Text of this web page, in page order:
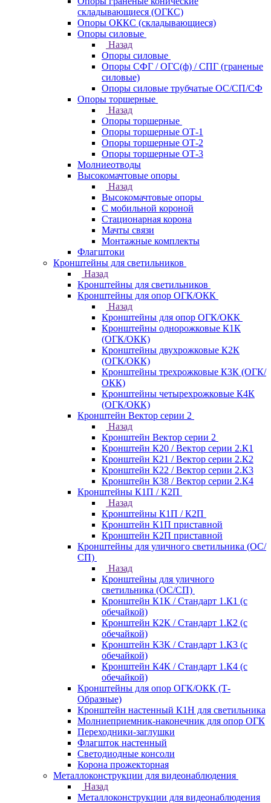
складывающиеся (ОГКС)
Опоры ОККС (складывающиеся)
Опоры силовые
Назад
Опоры силовые
Опоры СФГ / ОГС(ф) / СПГ (граненые
силовые)
Опоры силовые трубчатые ОС/СП/СФ
Опоры торшерные
Назад
Опоры торшерные
Опоры торшерные ОТ-1
Опоры торшерные ОТ-2
Опоры торшерные ОТ-3
Молниеотводы
Высокомачтовые опоры
Назад
Высокомачтовые опоры
С мобильной короной
Стационарная корона
Мачты связи
Монтажные комплекты
Флагштоки
Кронштейны для светильников
Назад
Кронштейны для светильников
Кронштейны для опор ОГК/ОКК
Назад
Кронштейны для опор ОГК/ОКК
Кронштейны однорожковые К1К
(ОГК/ОКК)
Кронштейны двухрожковые К2К
(ОГК/ОКК)
Кронштейны трехрожковые К3К (ОГК/
ОКК)
Кронштейны четырехрожковые К4К
(ОГК/ОКК)
Кронштейн Вектор серии 2
Назад
Кронштейн Вектор серии 2
Кронштейн К20 / Вектор серии 2.К1
Кронштейн К21 / Вектор серии 2.К2
Кронштейн К22 / Вектор серии 2.К3
Кронштейн К38 / Вектор серии 2.К4
Кронштейны К1П / К2П
Назад
Кронштейны К1П / К2П
Кронштейн К1П приставной
Кронштейн К2П приставной
Кронштейны для уличного светильника (ОС/
СП)
Назад
Кронштейны для уличного
светильника (ОС/СП)
Кронштейн К1К / Стандарт 1.К1 (с
обечайкой)
Кронштейн К2К / Стандарт 1.К2 (с
обечайкой)
Кронштейн К3К / Стандарт 1.К3 (с
обечайкой)
Кронштейн К4К / Стандарт 1.К4 (с
обечайкой)
Кронштейны для опор ОГК/ОКК (Т-
Образные)
Кронштейн настенный К1Н для светильника
Молниеприемник-наконечник для опор ОГК
Переходники-заглушки
Флагшток настенный
Светодиодные консоли
Корона прожекторная
Металлоконструкции для видеонаблюдения
Назад
Металлоконструкции для видеонаблюдения